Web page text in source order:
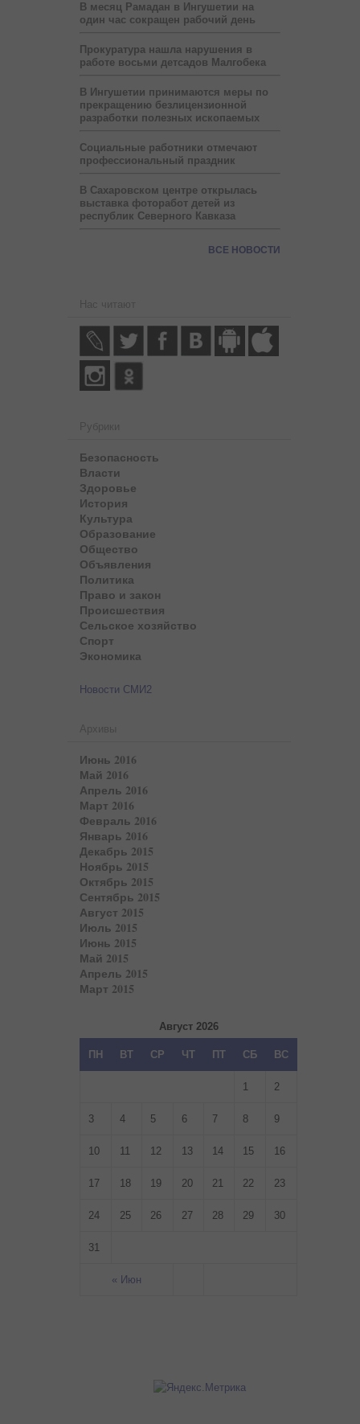
В месяц Рамадан в Ингушетии на
один час сокращен рабочий день
Прокуратура нашла нарушения в
работе восьми детсадов Малгобека
В Ингушетии принимаются меры по
прекращению безлицензионной
разработки полезных ископаемых
Социальные работники отмечают
профессиональный праздник
В Сахаровском центре открылась
выставка фоторабот детей из
республик Северного Кавказа
ВСЕ НОВОСТИ
Нас читают
Рубрики
Безопасность
Власти
Здоровье
История
Культура
Образование
Общество
Объявления
Политика
Право и закон
Происшествия
Сельское хозяйство
Спорт
Экономика
Новости СМИ2
Архивы
Июнь 2016
Май 2016
Апрель 2016
Март 2016
Февраль 2016
Январь 2016
Декабрь 2015
Ноябрь 2015
Октябрь 2015
Сентябрь 2015
Август 2015
Июль 2015
Июнь 2015
Май 2015
Апрель 2015
Март 2015
Август 2026
ПН ВТ СР ЧТ ПТ СБ ВС
« Июн
1 2
3 4 5 6 7 8 9
10 11 12 13 14 15 16
17 18 19 20 21 22 23
24 25 26 27 28 29 30
31